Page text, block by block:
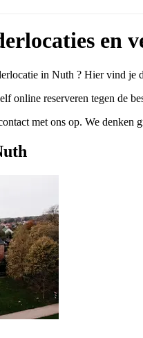
en
in Nuth ? Hier vind je
online reserveren tegen de
met ons op. We denken